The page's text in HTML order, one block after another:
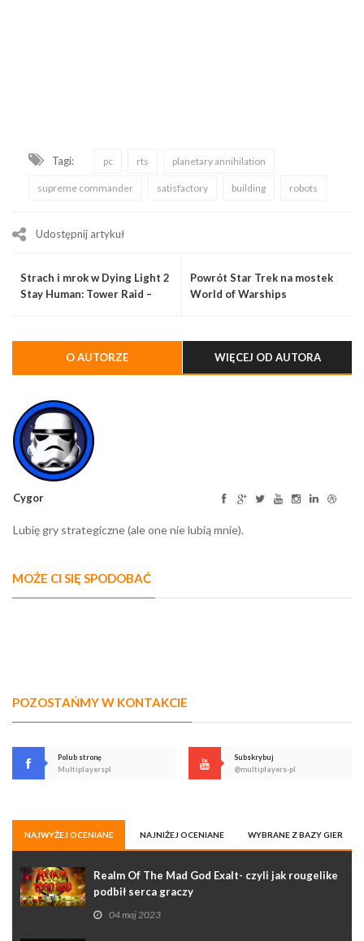
Tagi: pc rts planetary annihilation
supreme commander satisfactory building robots
Udostępnij artykuł
Strach i mrok w Dying Light 2
Stay Human: Tower Raid –
Powrót Star Trek na mostek
World of Warships
O AUTORZE WIĘCEJ OD AUTORA
Cygor
Lubię gry strategiczne (ale one nie lubią mnie).
MOŻE CI SIĘ SPODOBAĆ
POZOSTAŃMY W KONTAKCIE
Polub stronę
Multiplayerspl
Subskrybuj
@multiplayers-pl
NAJWYŻEJ OCENIANE NAJNIŻEJ OCENIANE WYBRANE Z BAZY GIER
Realm Of The Mad God Exalt- czyli jak rougelike
podbił serca graczy
04 maj 2023